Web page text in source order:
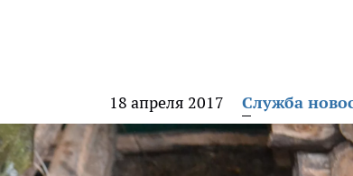
18 апреля 2017 Служба